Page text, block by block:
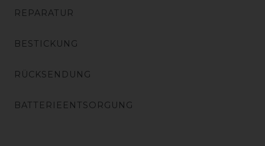
REPARATUR
BESTICKUNG
RÜCKSENDUNG
BATTERIEENTSORGUNG